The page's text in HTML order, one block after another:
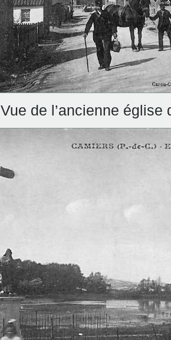
Vue de l’ancienne